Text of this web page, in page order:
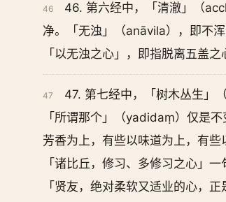
46
46. 第六经中，「清澈」（
净。「无浊」（anāvila），即不
「以无浊之心」，即指脱离五盖
47
47. 第七经中，「树木丛生」
「所谓那个」（yadidaṃ）仅是
芳香为上，有些以味道为上，有
「诸比丘，修习、多修习之心」
「贤友，绝对柔软又适业的心，